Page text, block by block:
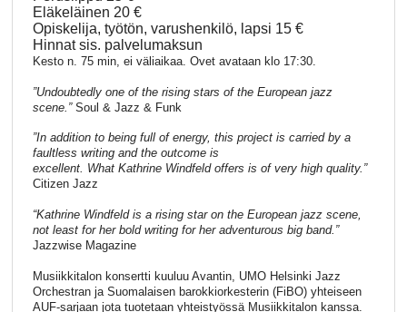
Eläkeläinen 20 €
Opiskelija, työtön, varushenkilö, lapsi 15 €
Hinnat sis. palvelumaksun
Kesto n. 75 min, ei väliaikaa. Ovet avataan klo 17:30.
”Undoubtedly one of the rising stars of the European jazz
scene.”Soul & Jazz & Funk
”In addition to being full of energy, this project is carried by a
faultless writing and the outcome is
excellent. What Kathrine Windfeld offers is of very high quality.”
Citizen Jazz
“Kathrine Windfeld is a rising star on the European jazz scene,
not least for her bold writing for her adventurous big band.”
Jazzwise Magazine
Musiikkitalon konsertti kuuluu Avantin, UMO Helsinki Jazz
Orchestran ja Suomalaisen barokkiorkesterin (FiBO) yhteiseen
AUF-sarjaan jota tuotetaan yhteistyössä Musiikkitalon kanssa.